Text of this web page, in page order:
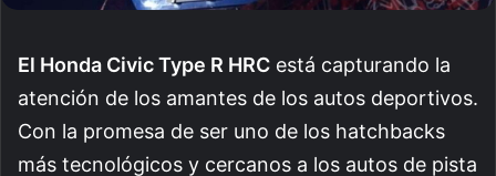
El Honda Civic Type R HRC está capturando la
atención de los amantes de los autos deportivos.
Con la promesa de ser uno de los hatchbacks
más tecnológicos y cercanos a los autos de pista